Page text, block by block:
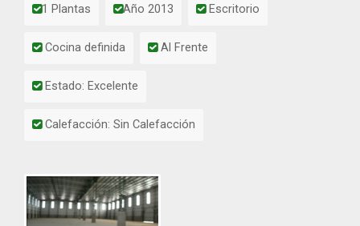
1 Plantas Año 2013 Escritorio
Cocina definida Al Frente
Estado: Excelente
Calefacción: Sin Calefacción